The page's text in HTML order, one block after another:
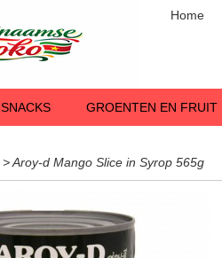
Home
SNACKS GROENTEN EN FRUIT
>Aroy-d Mango Slice in Syrop 565g